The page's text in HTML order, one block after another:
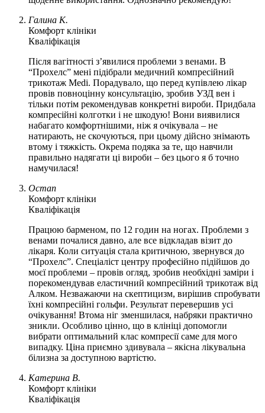
Галина К.
Комфорт клініки
Кваліфікація
Після вагітності з’явилися проблеми з венами. В
“Прохелс” мені підібрали медичний компресійний
трикотаж Medi. Порадувало, що перед купівлею лікар
провів повноцінну консультацію, зробив УЗД вен і
тільки потім рекомендував конкретні вироби. Придбала
компресійні колготки і не шкодую! Вони виявилися
набагато комфортнішими, ніж я очікувала – не
натирають, не скочуються, при цьому дійсно знімають
втому і тяжкість. Окрема подяка за те, що навчили
правильно надягати ці вироби – без цього я б точно
намучилася!
Остап
Комфорт клініки
Кваліфікація
Працюю барменом, по 12 годин на ногах. Проблеми з
венами почалися давно, але все відкладав візит до
лікаря. Коли ситуація стала критичною, звернувся до
“Прохелс”. Спеціаліст центру професійно підійшов до
моєї проблеми – провів огляд, зробив необхідні заміри і
порекомендував еластичний компресійний трикотаж від
Алком. Незважаючи на скептицизм, вирішив спробувати
їхні компресійні гольфи. Результат перевершив усі
очікування! Втома ніг зменшилася, набряки практично
зникли. Особливо цінно, що в клініці допомогли
вибрати оптимальний клас компресії саме для мого
випадку. Ціна приємно здивувала – якісна лікувальна
білизна за доступною вартістю.
Катерина В.
Комфорт клініки
Кваліфікація